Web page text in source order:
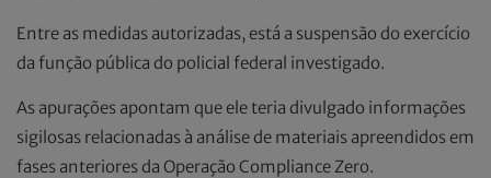
Entre as medidas autorizadas, está a suspensão do exercício
da função pública do policial federal investigado.
As apurações apontam que ele teria divulgado informações
sigilosas relacionadas à análise de materiais apreendidos em
fases anteriores da Operação Compliance Zero.